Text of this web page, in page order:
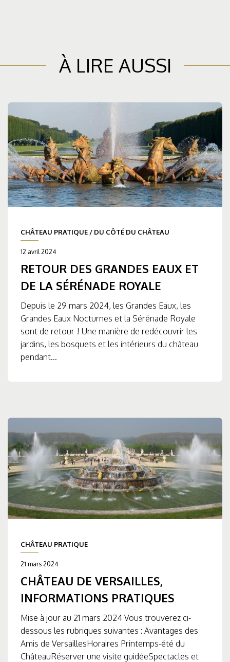
À LIRE AUSSI
CHÂTEAU PRATIQUE / DU CÔTÉ DU CHÂTEAU
12 avril 2024
RETOUR DES GRANDES EAUX ET
DE LA SÉRÉNADE ROYALE
Depuis le 29 mars 2024, les Grandes Eaux, les
Grandes Eaux Nocturnes et la Sérénade Royale
sont de retour ! Une manière de redécouvrir les
jardins, les bosquets et les intérieurs du château
pendant...
CHÂTEAU PRATIQUE
21 mars 2024
CHÂTEAU DE VERSAILLES,
INFORMATIONS PRATIQUES
Mise à jour au 21 mars 2024 Vous trouverez ci-
dessous les rubriques suivantes : Avantages des
Amis de VersaillesHoraires Printemps-été du
ChâteauRéserver une visite guidéeSpectacles et